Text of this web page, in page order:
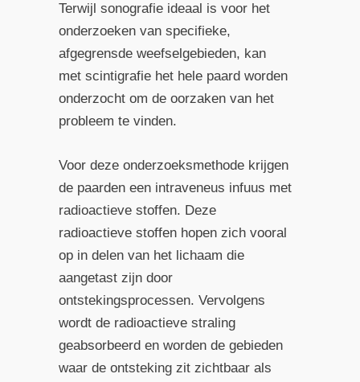
Terwijl sonografie ideaal is voor het
onderzoeken van specifieke,
afgegrensde weefselgebieden, kan
met scintigrafie het hele paard worden
onderzocht om de oorzaken van het
probleem te vinden.
Voor deze onderzoeksmethode krijgen
de paarden een intraveneus infuus met
radioactieve stoffen. Deze
radioactieve stoffen hopen zich vooral
op in delen van het lichaam die
aangetast zijn door
ontstekingsprocessen. Vervolgens
wordt de radioactieve straling
geabsorbeerd en worden de gebieden
waar de ontsteking zit zichtbaar als